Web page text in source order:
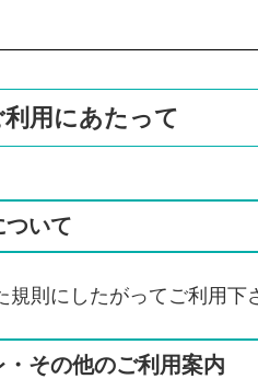
用にあたって
ついて
規則にしたがってご利用下
その他のご利用案内